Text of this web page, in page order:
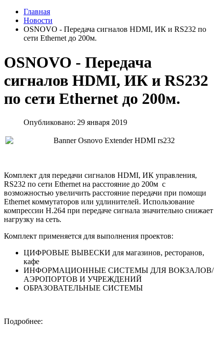
Главная
Новости
OSNOVO - Передача сигналов HDMI, ИК и RS232 по
сети Ethernet до 200м.
OSNOVO - Передача
сигналов HDMI, ИК и RS232
по сети Ethernet до 200м.
Опубликовано: 29 января 2019
Комплект для передачи сигналов HDMI, ИК управления,
RS232 по сети Ethernet на расстояние до 200м с
возможностью увеличить расстояние передачи при помощи
Ethernet коммутаторов или удлинителей. Использование
компрессии Н.264 при передаче сигнала значительно снижает
нагрузку на сеть.
Комплект применяется для выполнения проектов:
ЦИФРОВЫЕ ВЫВЕСКИ для магазинов, ресторанов,
кафе
ИНФОРМАЦИОННЫЕ СИСТЕМЫ ДЛЯ ВОКЗАЛОВ/
АЭРОПОРТОВ И УЧРЕЖДЕНИЙ
ОБРАЗОВАТЕЛЬНЫЕ СИСТЕМЫ
Подробнее: